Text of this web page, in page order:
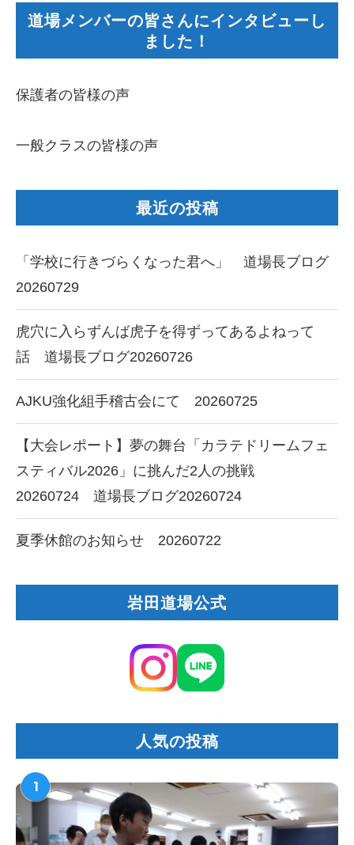
道場メンバーの皆さんにインタビューし
ました！
保護者の皆様の声
一般クラスの皆様の声
最近の投稿
「学校に行きづらくなった君へ」 道場長ブログ
20260729
虎穴に入らずんば虎子を得ずってあるよねって
話 道場長ブログ20260726
AJKU強化組手稽古会にて 20260725
【大会レポート】夢の舞台「カラテドリームフェ
スティバル2026」に挑んだ2人の挑戦
20260724 道場長ブログ20260724
夏季休館のお知らせ 20260722
岩田道場公式
人気の投稿
1